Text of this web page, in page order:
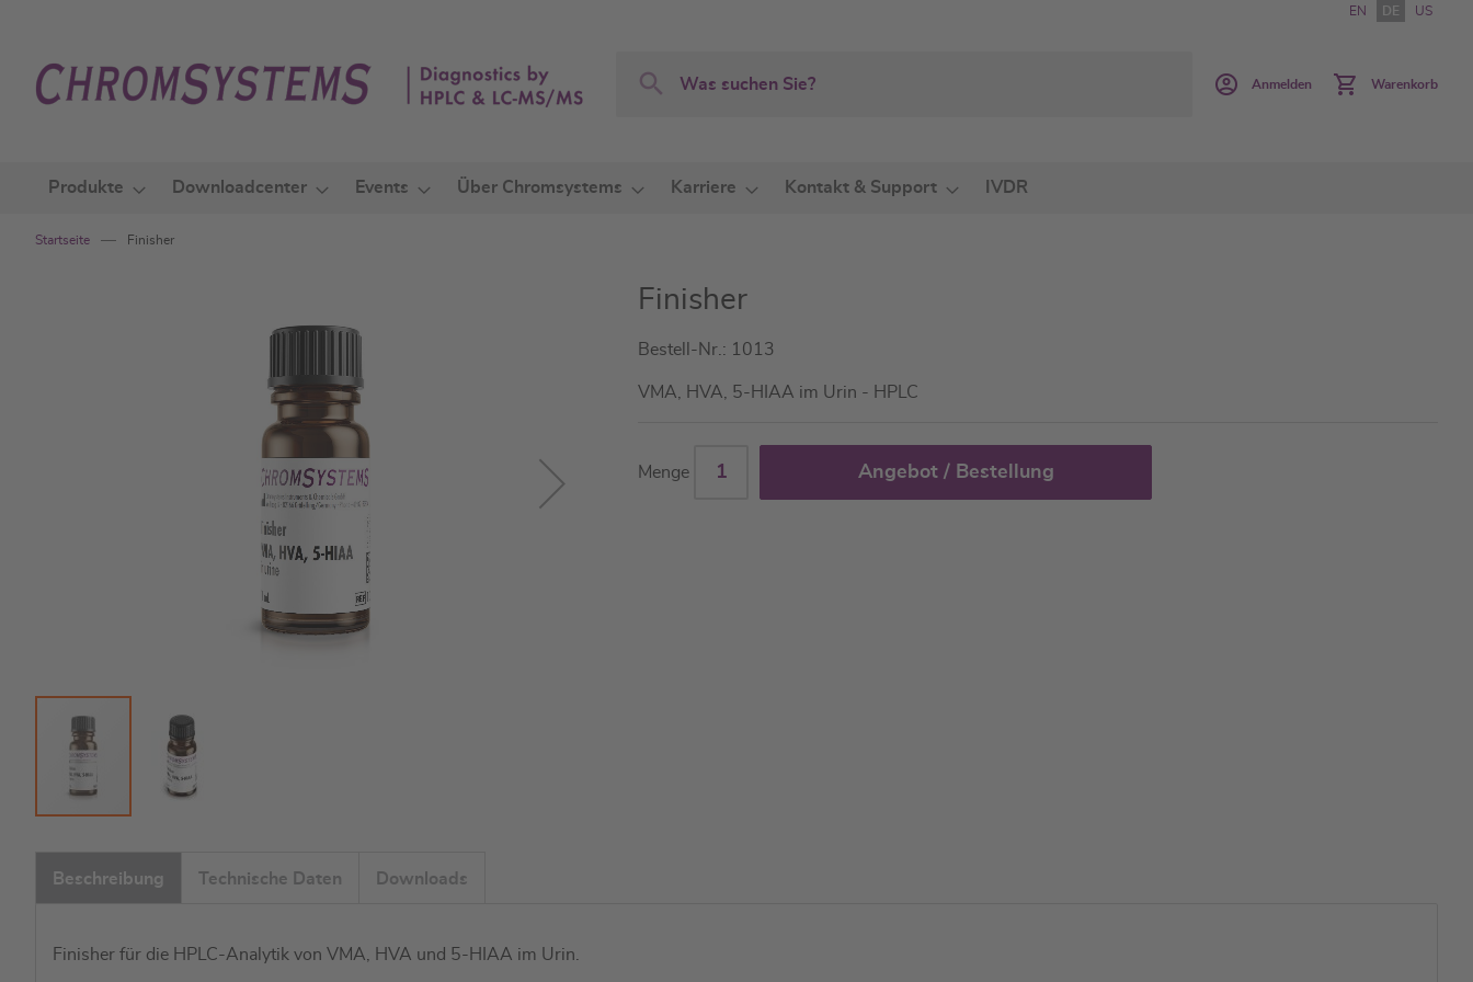
springen
EN DE US
Search
Anmelden Warenkorb
Produkte Downloadcenter Events Über Chromsystems Karriere Kontakt & Support IVDR
Startseite Finisher
Anfang
der
Finisher
Bestell-Nr.: 1013
VMA, HVA, 5-HIAA im Urin - HPLC
Menge Angebot / Bestellung
Beschreibung Technische Daten Downloads
Finisher für die HPLC-Analytik von VMA, HVA und 5-HIAA im Urin.